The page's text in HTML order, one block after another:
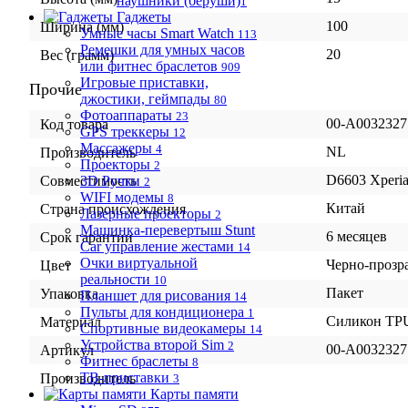
Гаджеты
Умные часы Smart Watch 113
Ремешки для умных часов
или фитнес браслетов 909
Игровые приставки,
джостики, геймпады 80
Фотоаппараты 23
GPS треккеры 12
Массажеры 4
Проекторы 2
3D Ручки 2
WIFI модемы 8
Лазерные проекторы 2
Машинка-перевертыш Stunt
Car управление жестами 14
Очки виртуальной
реальности 10
Планшет для рисования 14
Пульты для кондиционера 1
Спортивные видеокамеры 14
Устройства второй Sim 2
Фитнес браслеты 8
ТВ-приставки 3
Карты памяти
Ширина (мм)
100
Вес (грамм)
20
Прочие
Код товара
00-А0032327
Производитель
NL
Совместимость
D6603
Страна происхождения
Китай
Срок гарантии
6 месяцев
Цвет
Черно-
Упаковка
Пакет
Материал
Силикон
Артикул
00-А0032327
Производитель